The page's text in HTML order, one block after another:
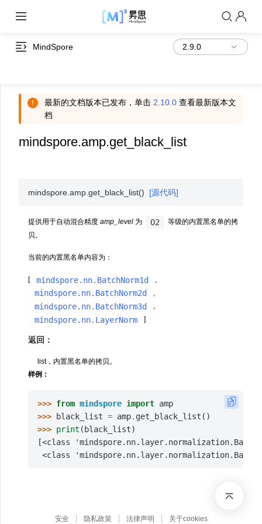
MindSpore
最新的文档版本已发布，单击 2.10.0 查看最新版本文
档
mindspore.amp.get_black_list
mindspore.amp.get_black_list() [源代码]
提供用于自动混合精度 amp_level 为 O2
等级的内置黑名单的拷
贝。
当前的内置黑名单内容为：
[ mindspore.nn.BatchNorm1d ,
mindspore.nn.BatchNorm2d
mindspore.nn.BatchNorm3d ,
mindspore.nn.LayerNorm ]
返回：
list，内置黑名单的拷贝。
样例：
>>> from mindspore import amp
>>>
black_list = amp. get_black_list ()
>>> print ( black_list)
[<class
<class
安全 隐私政策 法律声明 关于cookies